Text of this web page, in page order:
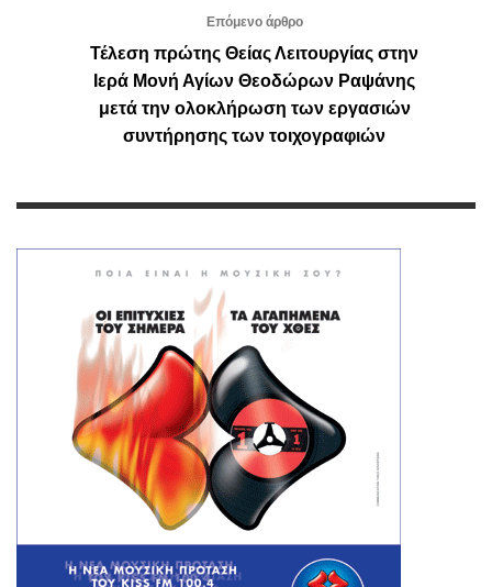
Επόμενο άρθρο
Τέλεση πρώτης Θείας Λειτουργίας στην
Ιερά Μονή Αγίων Θεοδώρων Ραψάνης
μετά την ολοκλήρωση των εργασιών
συντήρησης των τοιχογραφιών